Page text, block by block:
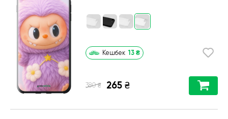
Кешбек 13 ₴
380 ₴ 265 ₴